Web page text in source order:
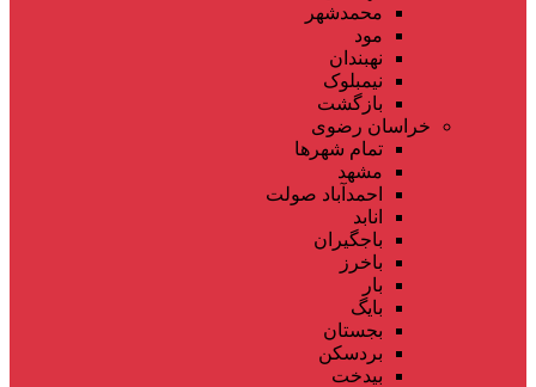
محمدشهر
مود
نهبندان
نیمبلوک
بازگشت
خراسان رضوی
تمام شهر‌ها
مشهد
احمدآباد صولت
انابد
باجگیران
باخرز
بار
بایگ
بجستان
بردسکن
بیدخت